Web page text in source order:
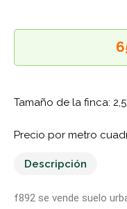
Tamaño de la finca:
Precio por metro
Descripción
f892 se vende suelo